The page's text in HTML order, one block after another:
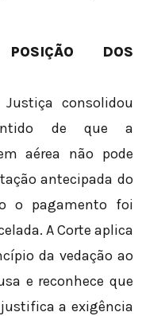
DOS
consolidou
de que a
aérea não pode
antecipada do
o pagamento foi
A Corte aplica
da vedação ao
e reconhece que
a exigência